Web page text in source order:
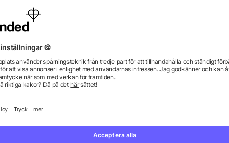
från 2,80 kr
Vi har svaren.